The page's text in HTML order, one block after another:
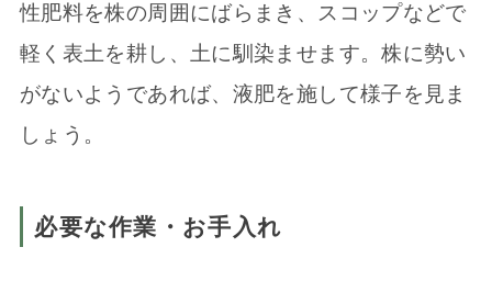
性肥料を株の周囲にばらまき、スコップなどで
軽く表土を耕し、土に馴染ませます。株に勢い
がないようであれば、液肥を施して様子を見ま
しょう。
必要な作業・お手入れ